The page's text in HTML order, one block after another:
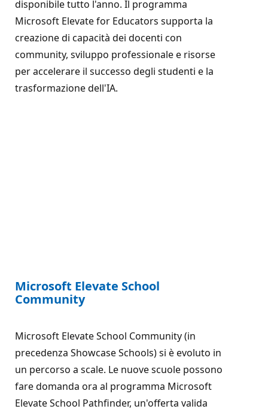
disponibile tutto l'anno. Il programma
Microsoft Elevate for Educators supporta la
creazione di capacità dei docenti con
community, sviluppo professionale e risorse
per accelerare il successo degli studenti e la
trasformazione dell'IA.
Microsoft Elevate School
Community
Microsoft Elevate School Community (in
precedenza Showcase Schools) si è evoluto in
un percorso a scale. Le nuove scuole possono
fare domanda ora al programma Microsoft
Elevate School Pathfinder, un'offerta valida